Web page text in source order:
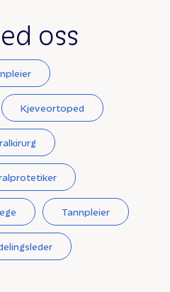
oss
Kjeveortoped
Tannpleier